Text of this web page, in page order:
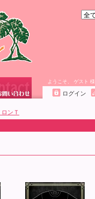
ようこそ、 ゲスト 様
ログイン
ンＴ